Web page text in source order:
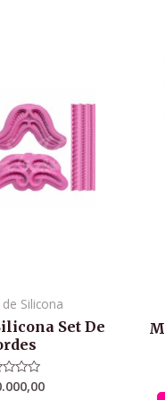
Silicona
Set De